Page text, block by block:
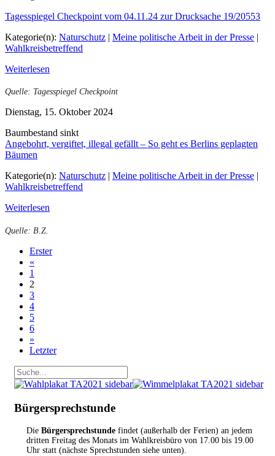
Tagesspiegel Checkpoint vom 04.11.24 zur Drucksache 19/20553
Kategorie(n): Naturschutz | Meine politische Arbeit in der Presse |
Wahlkreisbetreffend
Weiterlesen
Quelle: Tagesspiegel Checkpoint
Dienstag, 15. Oktober 2024
Baumbestand sinkt
Angebohrt, vergiftet, illegal gefällt – So geht es Berlins geplagten
Bäumen
Kategorie(n): Naturschutz | Meine politische Arbeit in der Presse |
Wahlkreisbetreffend
Weiterlesen
Quelle: B.Z.
Erster
«
1
2
3
4
5
6
»
Letzter
Bürgersprechstunde
Die Bürgersprechstunde findet (außerhalb der Ferien) an jedem
dritten Freitag des Monats im Wahlkreisbüro von 17.00 bis 19.00
Uhr statt (nächste Sprechstunden siehe unten).